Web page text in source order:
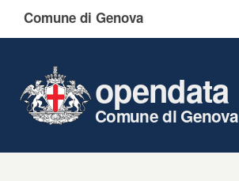
Comune di Genova
opendata
Comune di Genova